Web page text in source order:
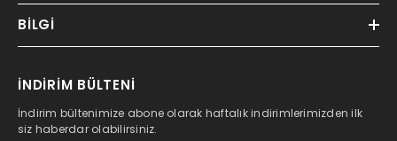
BILGI
İNDİRİM BÜLTENİ
İndirim bültenimize abone olarak haftalık indirimlerimizden ilk
siz haberdar olabilirsiniz.